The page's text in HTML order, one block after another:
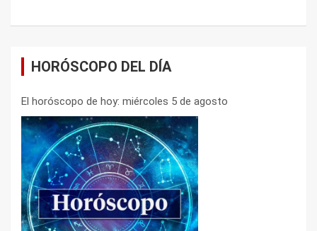
HORÓSCOPO DEL DÍA
El horóscopo de hoy: miércoles 5 de agosto